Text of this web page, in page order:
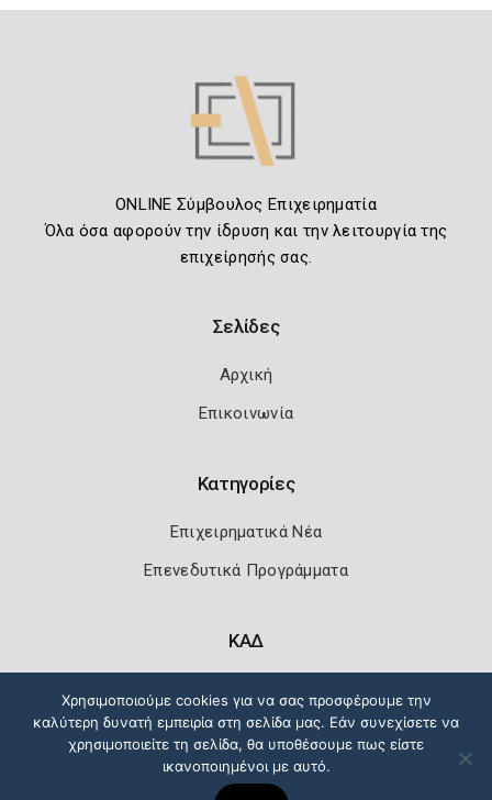
ONLINE Σύμβουλος Επιχειρηματία
Όλα όσα αφορούν την ίδρυση και την λειτουργία της
επιχείρησής σας.
Σελίδες
Αρχική
Επικοινωνία
Κατηγορίες
Επιχειρηματικά Νέα
Επενεδυτικά Προγράμματα
ΚΑΔ
Πολιτική Ασφάλειας Όροι Χρήσης
Χρησιμοποιούμε cookies για να σας προσφέρουμε την
καλύτερη δυνατή εμπειρία στη σελίδα μας. Εάν συνεχίσετε να
χρησιμοποιείτε τη σελίδα, θα υποθέσουμε πως είστε
ικανοποιημένοι με αυτό.